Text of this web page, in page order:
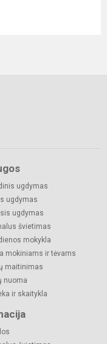
ugdymas
ugdymas
ugdymas
švietimas
mokykla
mokiniams ir tėvams
maitinimas
nuoma
ir skaitykla